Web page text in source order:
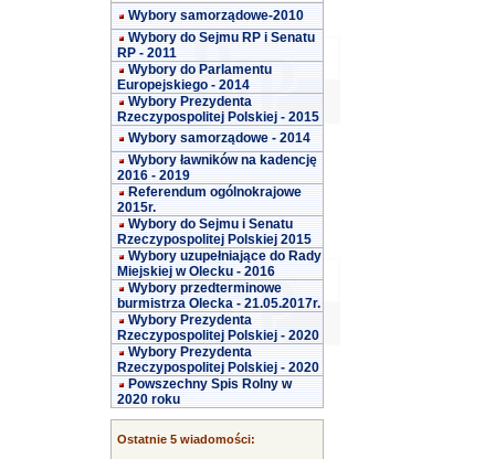
Wybory samorządowe-2010
Wybory do Sejmu RP i Senatu
RP - 2011
Wybory do Parlamentu
Europejskiego - 2014
Wybory Prezydenta
Rzeczypospolitej Polskiej - 2015
Wybory samorządowe - 2014
Wybory ławników na kadencję
2016 - 2019
Referendum ogólnokrajowe
2015r.
Wybory do Sejmu i Senatu
Rzeczypospolitej Polskiej 2015
Wybory uzupełniające do Rady
Miejskiej w Olecku - 2016
Wybory przedterminowe
burmistrza Olecka - 21.05.2017r.
Wybory Prezydenta
Rzeczypospolitej Polskiej - 2020
Wybory Prezydenta
Rzeczypospolitej Polskiej - 2020
Powszechny Spis Rolny w
2020 roku
Ostatnie 5 wiadomości: